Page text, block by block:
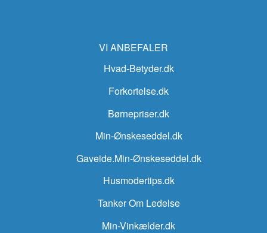
VI ANBEFALER
Hvad-Betyder.dk
Forkortelse.dk
Børnepriser.dk
Min-Ønskeseddel.dk
Gaveide.Min-Ønskeseddel.dk
Husmodertips.dk
Tanker Om Ledelse
Min-Vinkælder.dk